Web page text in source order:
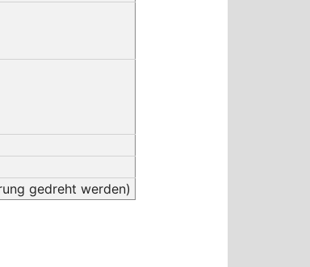
gedreht werden)